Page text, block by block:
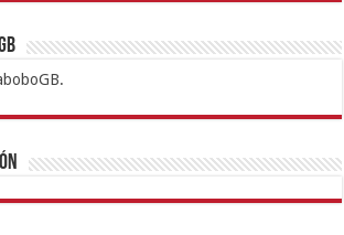
KralbetSupertotobetTipobetMatadorbetMariobet